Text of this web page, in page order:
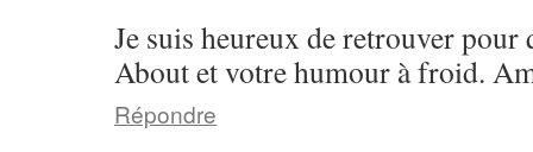
Je suis heureux de retrouver
About et votre humour à froid.
Répondre